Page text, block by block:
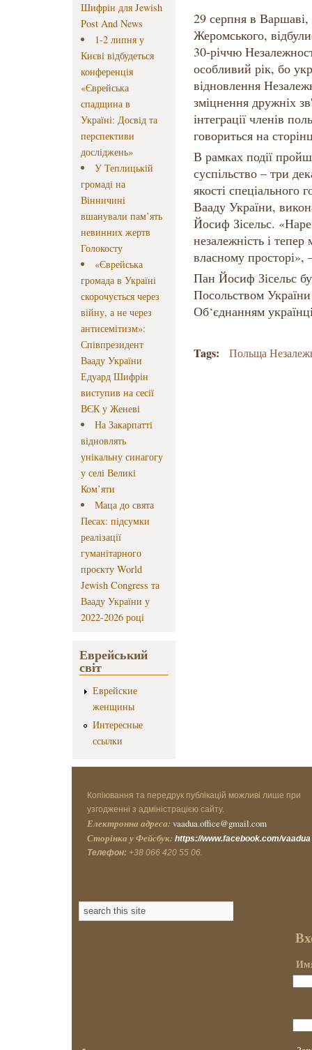
Шифрін для Jewish
Post And News
1-2 липня у
Києві відбудеться
конференція
«Єврейська
спадщина в
Україні: Досвід та
перспективи
досліджень»
У Теплицькій
громаді на
Вінничині
вшанували пам’ять
невинних жертв
Голокосту
«Єврейська
громада в Україні
скорочується через
війну, а не через
антисемітизм»:
Співпрезидент
Вааду України
Едуард Шифрін
виступив на сесії
ВЄК у Женеві
На Закарпатті
відновлять
унікальну синагогу
у селі Великі
Ком’яти
Маца до свята
Песах: підсумки
реалізації
гуманітарного
проєкту World
Jewish Congress та
Вааду України у
2022-2026 році
Еврейський
світ
Еврейские
женщины
Интересные
ссылки
29 серпня в Варшаві,
Жеромського,
30-річчю
особливий рік, бо
відновлення
зміцнення дружніх
інтеграції членів
говориться на
В рамках події
суспільство – три
якості спеціального
Вааду України,
Йосиф Зісельс.
незалежність і
власному просторі»,
Пан Йосиф Зісельс
Посольством
Об‘єднанням
Tags: Польща
Копіювання та передрук публікацій можливі лише при
узгодженні з адміністрацією сайту.
Електронна адреса: vaadua.office@gmail.com
Сторінка у Фейсбук: https://www.facebook.com/vaadua
Телефон: +38 066 420 55 06.